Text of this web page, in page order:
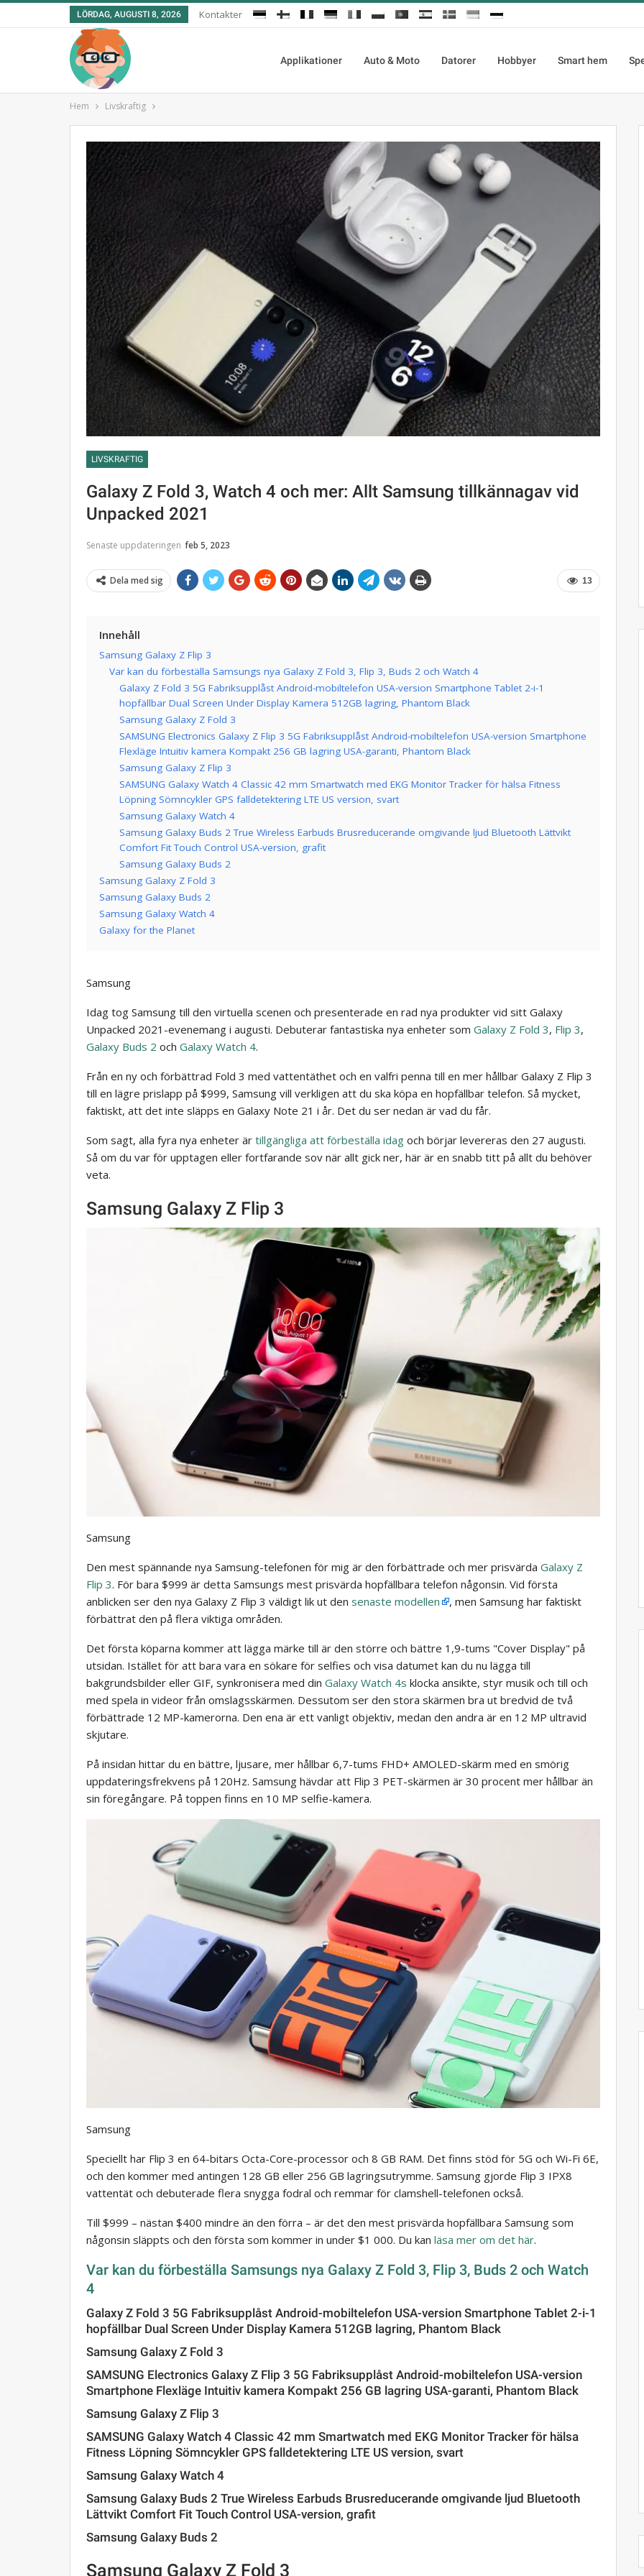
LÖRDAG, AUGUSTI 8, 2026 Kontakter
Applikationer Auto & Moto Datorer Hobbyer Smart hem
Hem Livskraftig
LIVSKRAFTIG
Galaxy Z Fold 3, Watch 4 och mer: Allt Samsung tillkännagav vid
Unpacked 2021
Senaste uppdateringen feb 5, 2023
13
Dela med sig
Innehåll
Samsung Galaxy Z Flip 3
Var kan du förbeställa Samsungs nya Galaxy Z Fold 3, Flip 3, Buds 2 och Watch 4
Galaxy Z Fold 3 5G Fabriksupplåst Android-mobiltelefon USA-version Smartphone Tablet 2-i-1
hopfällbar Dual Screen Under Display Kamera 512GB lagring, Phantom Black
Samsung Galaxy Z Fold 3
SAMSUNG Electronics Galaxy Z Flip 3 5G Fabriksupplåst Android-mobiltelefon USA-version Smartphone
Flexläge Intuitiv kamera Kompakt 256 GB lagring USA-garanti, Phantom Black
Samsung Galaxy Z Flip 3
SAMSUNG Galaxy Watch 4 Classic 42 mm Smartwatch med EKG Monitor Tracker för hälsa Fitness
Löpning Sömncykler GPS falldetektering LTE US version, svart
Samsung Galaxy Watch 4
Samsung Galaxy Buds 2 True Wireless Earbuds Brusreducerande omgivande ljud Bluetooth Lättvikt
Comfort Fit Touch Control USA-version, grafit
Samsung Galaxy Buds 2
Samsung Galaxy Z Fold 3
Samsung Galaxy Buds 2
Samsung Galaxy Watch 4
Galaxy for the Planet
Samsung
Idag tog Samsung till den virtuella scenen och presenterade en rad nya produkter vid sitt Galaxy
Unpacked 2021-evenemang i augusti. Debuterar fantastiska nya enheter som Galaxy Z Fold 3, Flip 3,
Galaxy Buds 2 och Galaxy Watch 4.
Från en ny och förbättrad Fold 3 med vattentäthet och en valfri penna till en mer hållbar Galaxy Z Flip 3
till en lägre prislapp på $999, Samsung vill verkligen att du ska köpa en hopfällbar telefon. Så mycket,
faktiskt, att det inte släpps en Galaxy Note 21 i år. Det du ser nedan är vad du får.
Som sagt, alla fyra nya enheter är tillgängliga att förbeställa idag och börjar levereras den 27 augusti.
Så om du var för upptagen eller fortfarande sov när allt gick ner, här är en snabb titt på allt du behöver
veta.
Samsung Galaxy Z Flip 3
Samsung
Den mest spännande nya Samsung-telefonen för mig är den förbättrade och mer prisvärda Galaxy Z
Flip 3. För bara $999 är detta Samsungs mest prisvärda hopfällbara telefon någonsin. Vid första
anblicken ser den nya Galaxy Z Flip 3 väldigt lik ut den senaste modellen
, men Samsung har faktiskt
förbättrat den på flera viktiga områden.
Det första köparna kommer att lägga märke till är den större och bättre 1,9-tums "Cover Display" på
utsidan. Istället för att bara vara en sökare för selfies och visa datumet kan du nu lägga till
bakgrundsbilder eller GIF, synkronisera med din Galaxy Watch 4s klocka ansikte, styr musik och till och
med spela in videor från omslagsskärmen. Dessutom ser den stora skärmen bra ut bredvid de två
förbättrade 12 MP-kamerorna. Den ena är ett vanligt objektiv, medan den andra är en 12 MP ultravid
skjutare.
På insidan hittar du en bättre, ljusare, mer hållbar 6,7-tums FHD+ AMOLED-skärm med en smörig
uppdateringsfrekvens på 120Hz. Samsung hävdar att Flip 3 PET-skärmen är 30 procent mer hållbar än
sin föregångare. På toppen finns en 10 MP selfie-kamera.
Samsung
Speciellt har Flip 3 en 64-bitars Octa-Core-processor och 8 GB RAM. Det finns stöd för 5G och Wi-Fi 6E,
och den kommer med antingen 128 GB eller 256 GB lagringsutrymme. Samsung gjorde Flip 3 IPX8
vattentät och debuterade flera snygga fodral och remmar för clamshell-telefonen också.
Till $999 – nästan $400 mindre än den förra – är det den mest prisvärda hopfällbara Samsung som
någonsin släppts och den första som kommer in under $1 000. Du kan läsa mer om det här.
Var kan du förbeställa Samsungs nya Galaxy Z Fold 3, Flip 3, Buds 2 och Watch
4
Galaxy Z Fold 3 5G Fabriksupplåst Android-mobiltelefon USA-version Smartphone Tablet 2-i-1
hopfällbar Dual Screen Under Display Kamera 512GB lagring, Phantom Black
Samsung Galaxy Z Fold 3
SAMSUNG Electronics Galaxy Z Flip 3 5G Fabriksupplåst Android-mobiltelefon USA-version
Smartphone Flexläge Intuitiv kamera Kompakt 256 GB lagring USA-garanti, Phantom Black
Samsung Galaxy Z Flip 3
SAMSUNG Galaxy Watch 4 Classic 42 mm Smartwatch med EKG Monitor Tracker för hälsa
Fitness Löpning Sömncykler GPS falldetektering LTE US version, svart
Samsung Galaxy Watch 4
Samsung Galaxy Buds 2 True Wireless Earbuds Brusreducerande omgivande ljud Bluetooth
Lättvikt Comfort Fit Touch Control USA-version, grafit
Samsung Galaxy Buds 2
Samsung Galaxy Z Fold 3